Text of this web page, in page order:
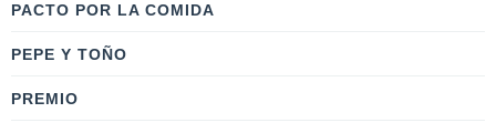
PACTO POR LA COMIDA
PEPE Y TOÑO
PREMIO